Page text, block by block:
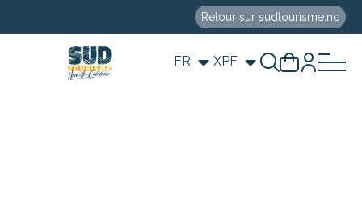
Retour sur sudtourisme.nc
FR XPF